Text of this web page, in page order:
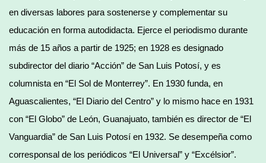
en diversas labores para sostenerse y complementar su
educación en forma autodidacta. Ejerce el periodismo durante
más de 15 años a partir de 1925; en 1928 es designado
subdirector del diario “Acción” de San Luis Potosí, y es
columnista en “El Sol de Monterrey”. En 1930 funda, en
Aguascalientes, “El Diario del Centro” y lo mismo hace en 1931
con “El Globo” de León, Guanajuato, también es director de “El
Vanguardia” de San Luis Potosí en 1932. Se desempeña como
corresponsal de los periódicos “El Universal” y “Excélsior”.